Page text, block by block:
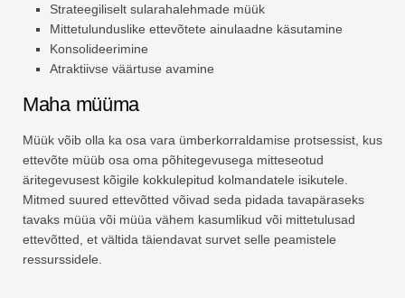
Strateegiliselt sularahalehmade müük
Mittetulunduslike ettevõtete ainulaadne käsutamine
Konsolideerimine
Atraktiivse väärtuse avamine
Maha müüma
Müük võib olla ka osa vara ümberkorraldamise protsessist, kus
ettevõte müüb osa oma põhitegevusega mitteseotud
äritegevusest kõigile kokkulepitud kolmandatele isikutele.
Mitmed suured ettevõtted võivad seda pidada tavapäraseks
tavaks müüa või müüa vähem kasumlikud või mittetulusad
ettevõtted, et vältida täiendavat survet selle peamistele
ressurssidele.